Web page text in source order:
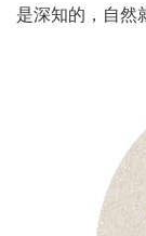
是深知的，自然